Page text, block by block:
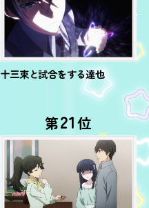
十三束と試合をする達也
第21位